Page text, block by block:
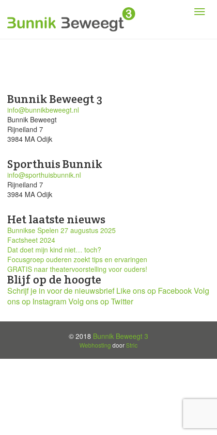
Bunnik Beweegt 3
info@bunnikbeweegt.nl
Bunnik Beweegt
Rijneiland 7
3984 MA Odijk
Sporthuis Bunnik
info@sporthuisbunnik.nl
Rijneiland 7
3984 MA Odijk
Het laatste nieuws
Bunnikse Spelen 27 augustus 2025
Factsheet 2024
Dat doet mijn kind niet… toch?
Focusgroep ouderen zoekt tips en ervaringen
GRATIS naar theatervoorstelling voor ouders!
Blijf op de hoogte
Schrijf je in voor de nieuwsbrief Like ons op FacebookVolg
ons op InstagramVolg ons op Twitter
© 2018 Bunnik Beweegt 3
Webhosting doorStric